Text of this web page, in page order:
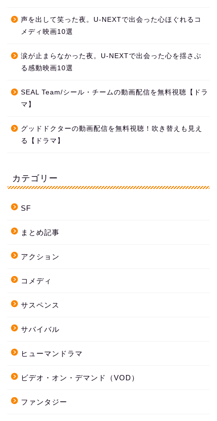
声を出して笑った夜。U-NEXTで出会った心ほぐれるコ
メディ映画10選
涙が止まらなかった夜。U-NEXTで出会った心を揺さぶ
る感動映画10選
SEAL Team/シール・チームの動画配信を無料視聴【ドラ
マ】
グッドドクターの動画配信を無料視聴！吹き替えも見え
る【ドラマ】
カテゴリー
SF
まとめ記事
アクション
コメディ
サスペンス
サバイバル
ヒューマンドラマ
ビデオ・オン・デマンド（VOD）
ファンタジー